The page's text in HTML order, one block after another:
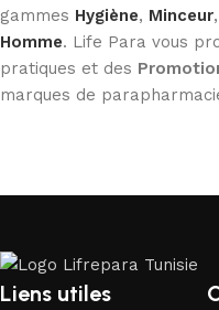
gammes Hygiène, Minceur,
Homme. Life Para vous
pratiques et des
marques de
Liens utiles